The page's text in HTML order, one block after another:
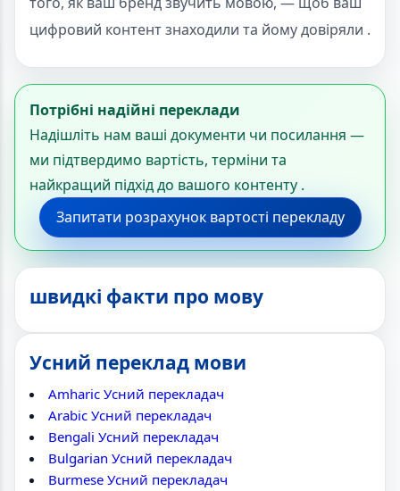
цифровий контент знаходили та йому довіряли .
Потрібні надійні переклади
Надішліть нам ваші документи чи посилання —
ми підтвердимо вартість, терміни та
найкращий підхід до вашого контенту .
Запитати розрахунок вартості перекладу
швидкі факти про мову
Усний переклад мови
Amharic Усний перекладач
Arabic Усний перекладач
Bengali Усний перекладач
Bulgarian Усний перекладач
Burmese Усний перекладач